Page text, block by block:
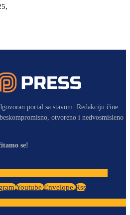
portal sa stavom. Redakciju čine
otvoreno i nedvosmisleno
se!
Youtube Envelope Rss